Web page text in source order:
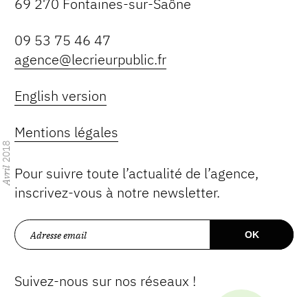
Avril
2018
69 270 Fontaines-sur-Saône
09 53 75 46 47
agence@lecrieurpublic.fr
English version
Mentions légales
Pour suivre toute l’actualité de l’agence,
inscrivez-vous à notre newsletter.
Suivez-nous sur nos réseaux !